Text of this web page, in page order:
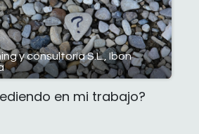
y consultoría S.L., Ibon
en mi trabajo?